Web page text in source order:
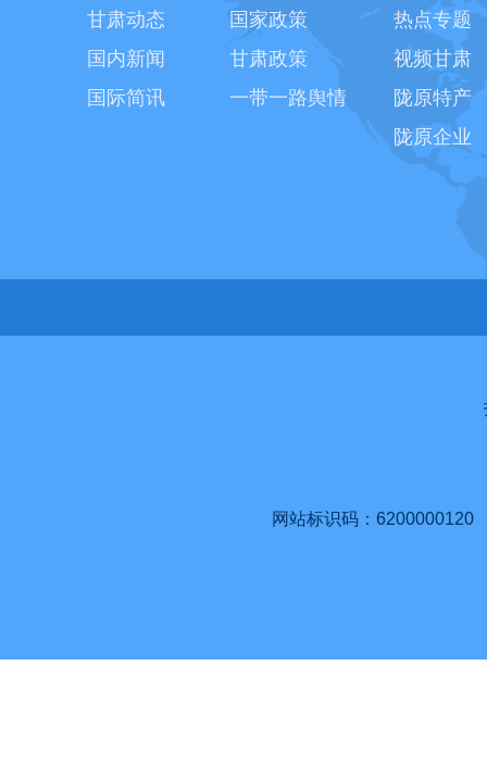
甘肃动态
国内新闻
国际简讯
国家政策
甘肃政策
一带一路舆情
热点专题
视频甘肃
陇原特产
陇原企业
网站标识码：6200000120